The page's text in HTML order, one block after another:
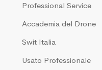
Professional Service
Accademia del Drone
Swit Italia
Usato Professionale